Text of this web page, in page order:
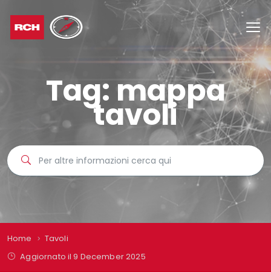
Tag: mappa
tavoli
Home
Tavoli
Aggiornato il 9 December 2025